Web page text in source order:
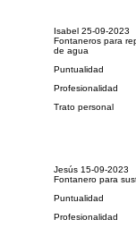
Isabel 25-09-2023
Fontaneros para
de agua
Puntualidad
Profesionalidad
Trato personal
Jesús 15-09-2023
Fontanero para
Puntualidad
Profesionalidad